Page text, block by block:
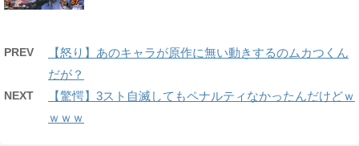
PREV
【怒り】あのキャラが原作に無い動きするのムカつくん
だが？
NEXT
【驚愕】3スト自滅してもペナルティなかったんだけどｗ
ｗｗｗ